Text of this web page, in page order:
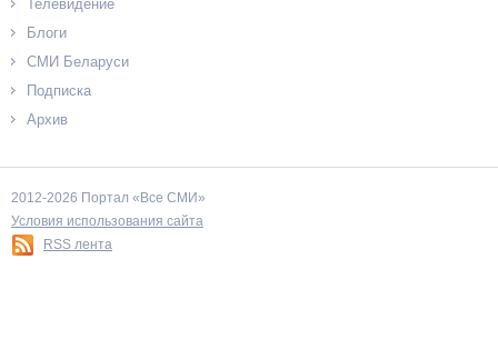
Телевидение
Блоги
СМИ Беларуси
Подписка
Архив
2012-2026 Портал «Все СМИ»
Условия использования сайта
RSS лента